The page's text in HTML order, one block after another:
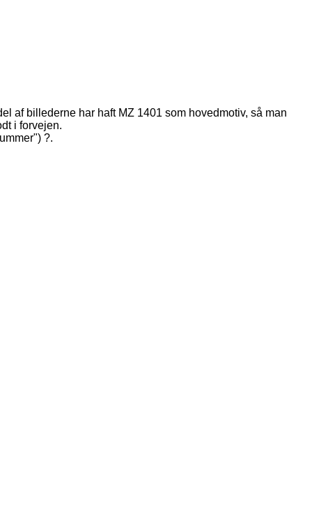
af billederne har haft MZ 1401 som hovedmotiv, så man
i forvejen.
?.